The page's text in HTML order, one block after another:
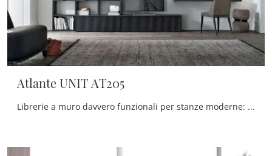
Atlante UNIT AT205
Librerie a muro davvero funzionali per stanze moderne: scopri di più sul modello Atlante UNIT AT205 dell'azienda Tomasella!